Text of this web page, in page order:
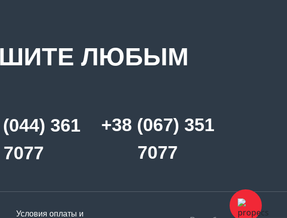
ЛЮБЫМ
361
7077
+38 (067) 351
7077
Условия оплаты и